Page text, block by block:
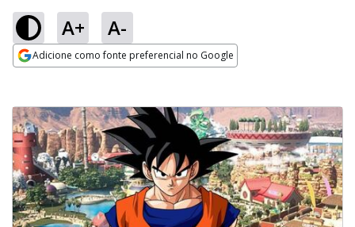
A+ A-
Adicione como fonte preferencial no Google